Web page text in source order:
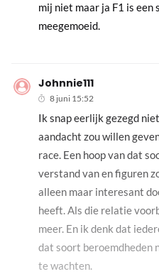
Johnnie111
8 juni 15:52
Ik snap eerlijk gezegd
aandacht zou willen
race. Een hoop van dat
verstand van en figuren
alleen maar interesant
heeft. Als die relatie
meer. En ik denk dat
dat soort beroemdheden
te wachten.
mij niet maar ja F1 is een
meegemoeid.